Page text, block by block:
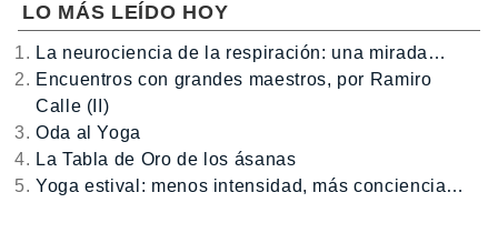
LO MÁS LEÍDO HOY
La neurociencia de la respiración: una mirada…
Encuentros con grandes maestros, por Ramiro
Calle (II)
Oda al Yoga
La Tabla de Oro de los ásanas
Yoga estival: menos intensidad, más conciencia…